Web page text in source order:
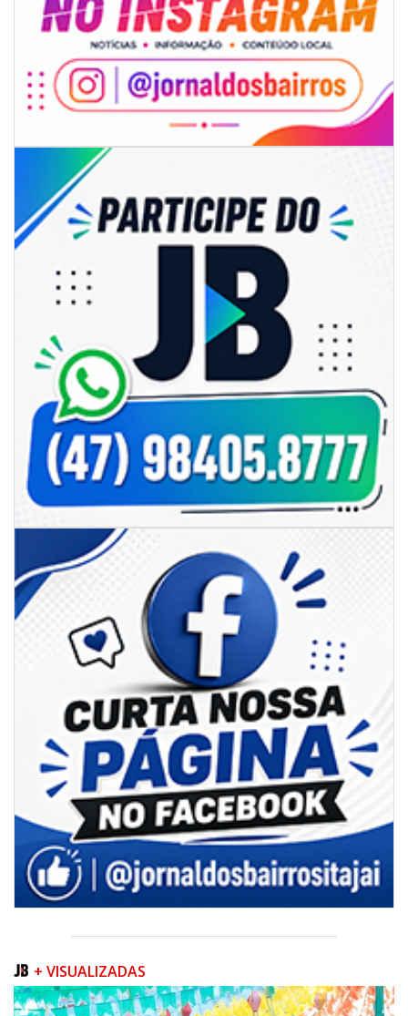
06/08/2026 | 18:28
Ciclone-bomba se forma sobre o oceano, mas Santa Catarina terá
impactos provocados pela frente fria e pelo vento Sul
ITAPEMA
06/08/2026 | 07:00
Secretaria de Cultura retoma oficinas culturais com diversas
modalidades para a comunidade
BALNEÁRIO CAMBORIÚ
+ VISUALIZADAS